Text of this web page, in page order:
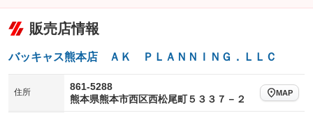
：装備なし
レンタカーアップ
：装備なし
電動格納ミラー
：装備なし
：装備なし ：装備なし
ローダウン
：装備なし
パワーシート
：装備なし 3列シート
：装備なし
：装備なし
チップアップシート オットマン
：装備なし
販売店情報
バッキャス熊本店 ＡＫ ＰＬＡＮＮＩＮＧ．ＬＬＣ
住所
861-5288
熊本県熊本市西区西松尾町５３３７－２
MAP